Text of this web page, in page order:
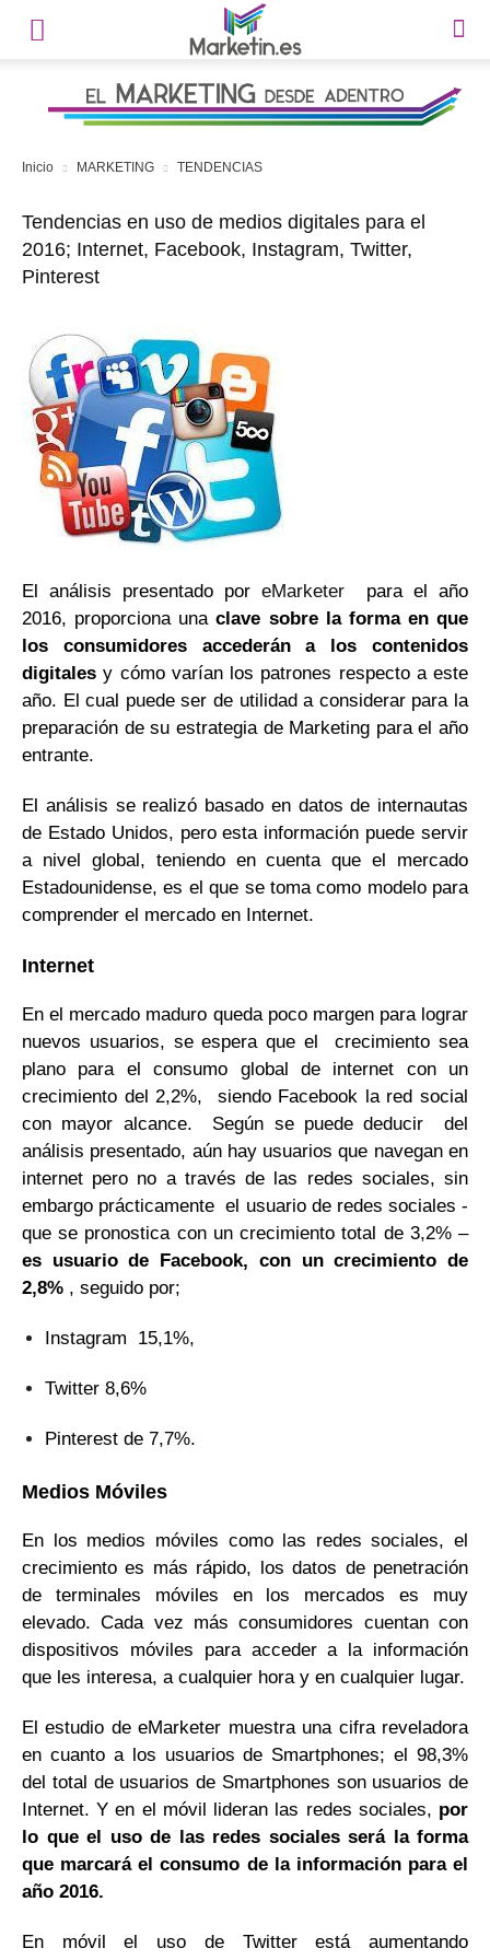
Inicio MARKETING TENDENCIAS
Tendencias en uso de medios digitales para el
2016; Internet, Facebook, Instagram, Twitter,
Pinterest
El análisis presentado por eMarketer para el año
2016, proporciona unaclave sobre la forma en que
los consumidores accederán a los contenidos
digitales y cómo varían los patrones respecto a este
año. El cual puede ser de utilidad a considerar para la
preparación de su estrategia de Marketing para el año
entrante.
El análisis se realizó basado en datos de internautas
de Estado Unidos, pero esta información puede servir
a nivel global, teniendo en cuenta que el mercado
Estadounidense, es el que se toma como modelo para
comprender el mercado en Internet.
Internet
En el mercado maduro queda poco margen para lograr
nuevos usuarios, se espera que el crecimiento sea
plano para el consumo global de internet con un
crecimiento del 2,2%, siendo Facebook la red social
con mayor alcance. Según se puede deducir del
análisis presentado, aún hay usuarios que navegan en
internet pero no a través de las redes sociales, sin
embargo prácticamente el usuario de redes sociales -
que se pronostica con un crecimiento total de 3,2% –
es usuario de Facebook, con un crecimiento de
2,8% , seguido por;
Instagram 15,1%,
Twitter 8,6%
Pinterest de 7,7%.
Medios Móviles
En los medios móviles como las redes sociales, el
crecimiento es más rápido, los datos de penetración
de terminales móviles en los mercados es muy
elevado. Cada vez más consumidores cuentan con
dispositivos móviles para acceder a la información
que les interesa, a cualquier hora y en cualquier lugar.
El estudio de eMarketer muestra una cifra reveladora
en cuanto a los usuarios de Smartphones; el 98,3%
del total de usuarios de Smartphones son usuarios de
Internet. Y en el móvil lideran las redes sociales, por
lo que el uso de las redes sociales será la forma
que marcará el consumo de la información para el
año 2016.
En móvil el uso de Twitter está aumentando